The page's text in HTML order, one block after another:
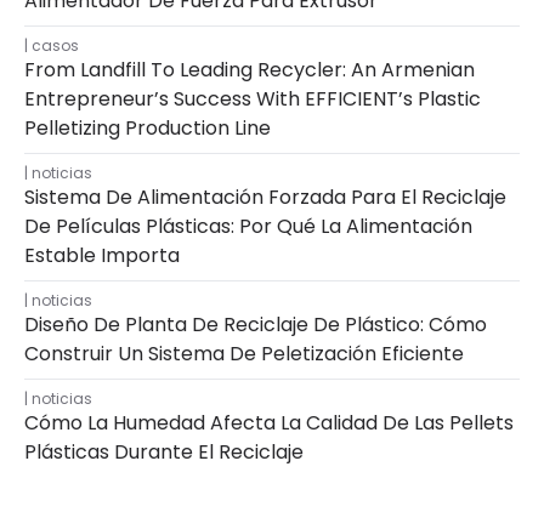
casos
From Landfill To Leading Recycler: An Armenian
Entrepreneur’s Success With EFFICIENT’s Plastic
Pelletizing Production Line
noticias
Sistema De Alimentación Forzada Para El Reciclaje
De Películas Plásticas: Por Qué La Alimentación
Estable Importa
noticias
Diseño De Planta De Reciclaje De Plástico: Cómo
Construir Un Sistema De Peletización Eficiente
noticias
Cómo La Humedad Afecta La Calidad De Las Pellets
Plásticas Durante El Reciclaje